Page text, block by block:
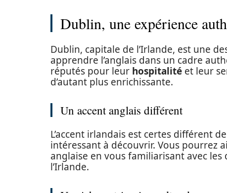
Dublin, une expérience
Dublin, capitale de l’Irlande, est une
apprendre l’anglais dans un cadre
réputés pour leur hospitalité et leur
d’autant plus enrichissante.
Un accent anglais différent
L’accent irlandais est certes différent
intéressant à découvrir. Vous pourrez
anglaise en vous familiarisant avec
l’Irlande.